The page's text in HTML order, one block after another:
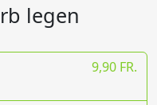
legen
9,90 FR.